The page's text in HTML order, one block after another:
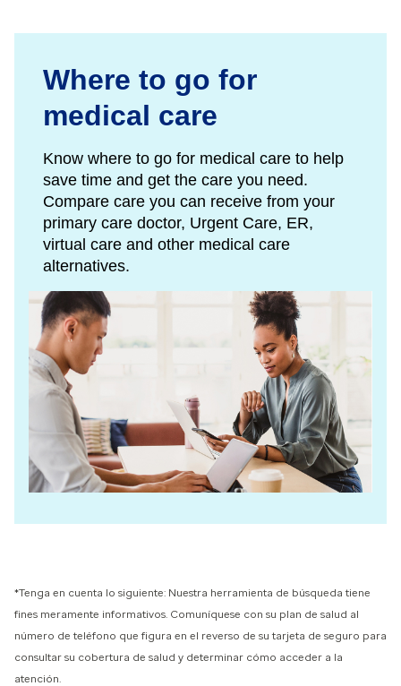
Where to go for
medical care
Know where to go for medical care to help
save time and get the care you need.
Compare care you can receive from your
primary care doctor, Urgent Care, ER,
virtual care and other medical care
alternatives.
*Tenga en cuenta lo siguiente: Nuestra herramienta de búsqueda tiene
fines meramente informativos. Comuníquese con su plan de salud al
número de teléfono que figura en el reverso de su tarjeta de seguro para
consultar su cobertura de salud y determinar cómo acceder a la
atención.